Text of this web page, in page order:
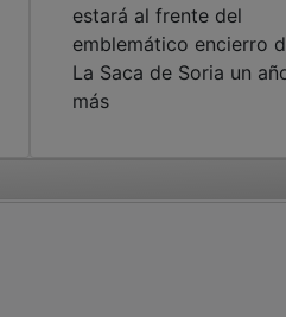
estará al frente del
emblemático encierro
La Saca de Soria un
más